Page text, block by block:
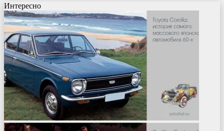
Интересно